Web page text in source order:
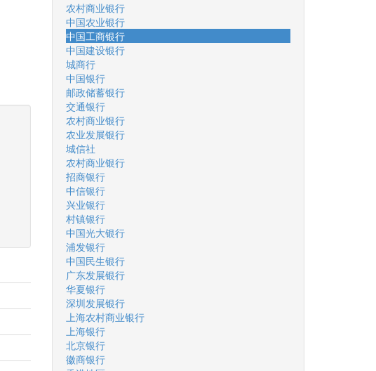
农村商业银行
中国农业银行
中国工商银行
中国建设银行
城商行
中国银行
邮政储蓄银行
交通银行
农村商业银行
农业发展银行
城信社
农村商业银行
招商银行
中信银行
兴业银行
村镇银行
中国光大银行
浦发银行
中国民生银行
广东发展银行
华夏银行
深圳发展银行
上海农村商业银行
上海银行
北京银行
徽商银行